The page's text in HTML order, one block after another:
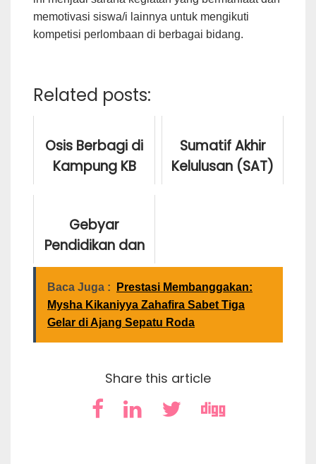
memotivasi siswa/i lainnya untuk mengikuti
kompetisi perlombaan di berbagai bidang.
Related posts:
Osis Berbagi di
Kampung KB
Tuesday December 9, 2025
Sumatif Akhir
Kelulusan (SAT)
Gebyar
Pendidikan dan
Kebudayaan
Kota Medan
Friday June 20, 2025
Baca Juga :
Prestasi Membanggakan:
Mysha Kikaniyya Zahafira Sabet Tiga
Gelar di Ajang Sepatu Roda
Share this article